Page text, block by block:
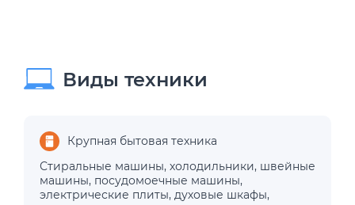
Виды техники
Крупная бытовая техника
Стиральные машины, холодильники, швейные
машины, посудомоечные машины,
электрические плиты, духовые шкафы,